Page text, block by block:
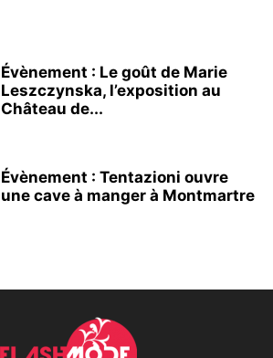
Évènement : Le goût de Marie
Leszczynska, l’exposition au
Château de...
Évènement : Tentazioni ouvre
une cave à manger à Montmartre